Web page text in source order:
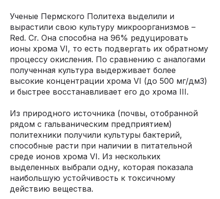
Ученые Пермского Политеха выделили и
вырастили свою культуру микроорганизмов –
Red. Cr. Она способна на 96% редуцировать
ионы хрома VI, то есть подвергать их обратному
процессу окисления. По сравнению с аналогами
полученная культура выдерживает более
высокие концентрации хрома VI (до 500 мг/дм3)
и быстрее восстанавливает его до хрома III.
Из природного источника (почвы, отобранной
рядом с гальваническим предприятием)
политехники получили культуры бактерий,
способные расти при наличии в питательной
среде ионов хрома VI. Из нескольких
выделенных выбрали одну, которая показала
наибольшую устойчивость к токсичному
действию вещества.